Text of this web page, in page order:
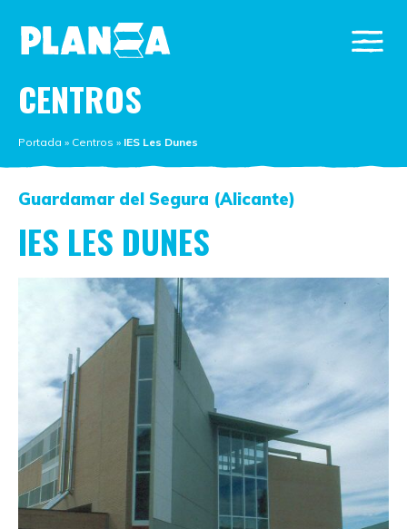
CENTROS
Portada » Centros » IES Les Dunes
Guardamar del Segura (Alicante)
IES LES DUNES